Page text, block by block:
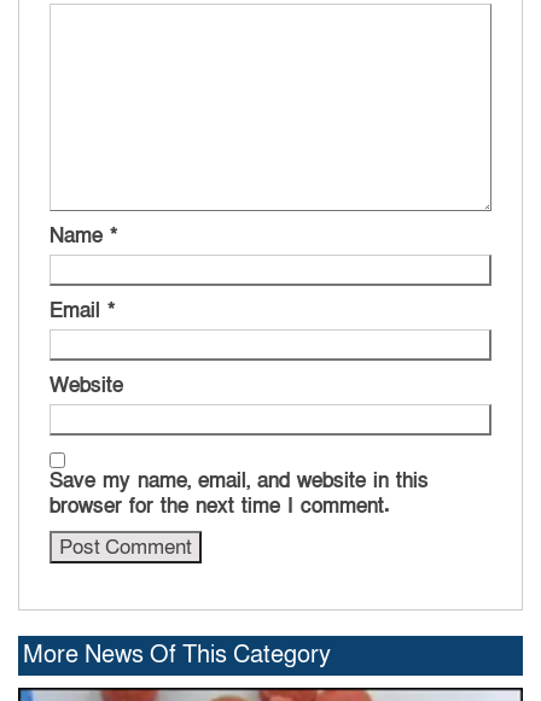
Name *
Email *
Website
Save my name, email, and website in this
browser for the next time I comment.
More News Of This Category